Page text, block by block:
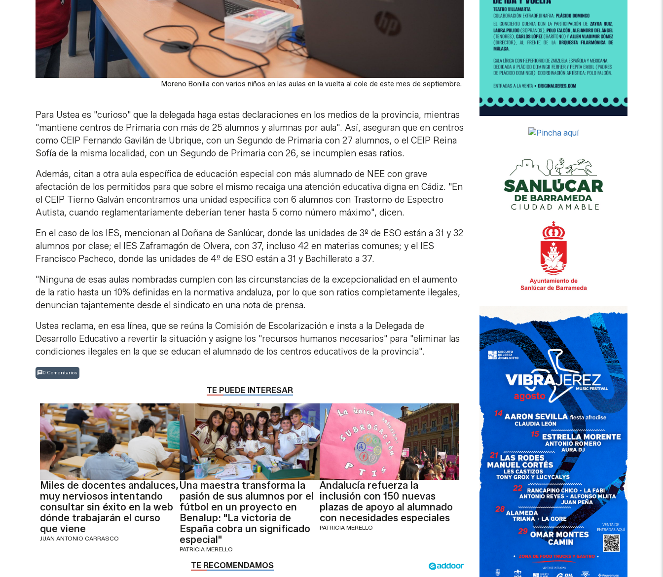
Moreno Bonilla con varios niños en las aulas en la vuelta al cole de este mes de septiembre.
Para Ustea es "curioso" que la delegada haga estas declaraciones en los medios de la provincia, mientras
"mantiene centros de Primaria con más de 25 alumnos y alumnas por aula". Así, aseguran que en centros
como CEIP Fernando Gavilán de Ubrique, con un Segundo de Primaria con 27 alumnos, o el CEIP Reina
Sofía de la misma localidad, con un Segundo de Primaria con 26, se incumplen esas ratios.
Además, citan a otra aula específica de educación especial con más alumnado de NEE con grave
afectación de los permitidos para que sobre el mismo recaiga una atención educativa digna en Cádiz. "En
el CEIP Tierno Galván encontramos una unidad específica con 6 alumnos con Trastorno de Espectro
Autista, cuando reglamentariamente deberían tener hasta 5 como número máximo", dicen.
En el caso de los IES, mencionan al Doñana de Sanlúcar, donde las unidades de 3º de ESO están a 31 y 32
alumnos por clase; el IES Zaframagón de Olvera, con 37, incluso 42 en materias comunes; y el IES
Francisco Pacheco, donde las unidades de 4º de ESO están a 31 y Bachillerato a 37.
"Ninguna de esas aulas nombradas cumplen con las circunstancias de la excepcionalidad en el aumento
de la ratio hasta un 10% definidas en la normativa andaluza, por lo que son ratios completamente ilegales,
denuncian tajantemente desde el sindicato en una nota de prensa.
Ustea reclama, en esa línea, que se reúna la Comisión de Escolarización e insta a la Delegada de
Desarrollo Educativo a revertir la situación y asigne los "recursos humanos necesarios" para "eliminar las
condiciones ilegales en la que se educan el alumnado de los centros educativos de la provincia".
0 Comentarios
TE PUEDE INTERESAR
Miles de docentes andaluces,
muy nerviosos intentando
consultar sin éxito en la web
dónde trabajarán el curso
que viene
JUAN ANTONIO CARRASCO
Una maestra transforma la
pasión de sus alumnos por el
fútbol en un proyecto en
Benalup: "La victoria de
España cobra un significado
especial"
PATRICIA MERELLO
Andalucía refuerza la
inclusión con 150 nuevas
plazas de apoyo al alumnado
con necesidades especiales
PATRICIA MERELLO